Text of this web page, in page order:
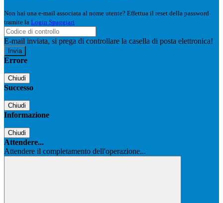
Non hai una e-mail associata al nome utente? Effettua il reset della password
tramite la Login Spaggiari
E-mail inviata, si prega di controllare la casella di posta elettronica!
Errore
Chiudi
Successo
Chiudi
Informazione
Chiudi
Attendere...
Attendere il completamento dell'operazione...